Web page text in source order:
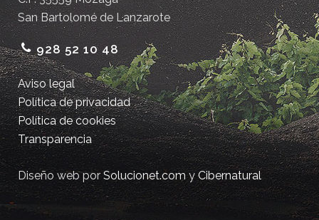
San Bartolomé de Lanzarote
928 52 10 48
Aviso legal
Política de privacidad
Política de cookies
Transparencia
Diseño web porSolucionet.comyCibernatural